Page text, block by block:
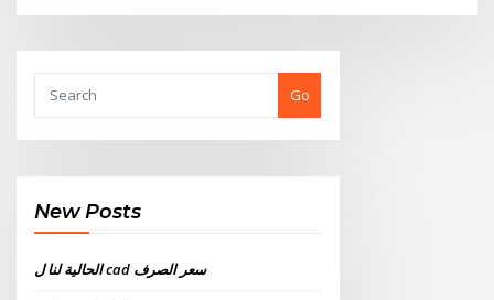
Go
New Posts
الحالية لنا ل cad سعر الصرف